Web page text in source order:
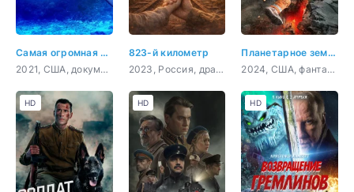
Самая огромная акула-бык
2021, США, документальный
823-й километр
2023, Россия, драма, военный, история
Планетарное землетрясение
2024, США, фантастика, приключения
HD HD HD